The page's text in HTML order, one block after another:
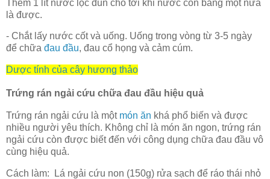
Thêm 1 lít nước lọc đun cho tới khi nước còn bằng một nửa
là được.
- Chắt lấy nước cốt và uống. Uống trong vòng từ 3-5 ngày
để chữa đau đầu, đau cổ họng và cảm cúm.
Dược tính của cây hương thảo
Trứng rán ngải cứu chữa đau đầu hiệu quả
Trứng rán ngải cứu là một món ăn khá phổ biến và được
nhiều người yêu thích. Không chỉ là món ăn ngon, trứng rán
ngải cứu còn được biết đến với công dụng chữa đau đầu vô
cùng hiệu quả.
Cách làm: Lá ngải cứu non (150g) rửa sạch để ráo thái nhỏ